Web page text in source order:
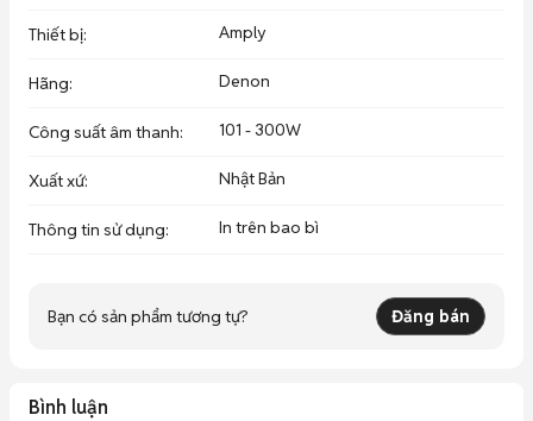
Thiết bị: Amply
Hãng: Denon
Công suất âm thanh: 101 - 300W
Xuất xứ: Nhật Bản
Thông tin sử dụng: In trên bao bì
Bạn có sản phẩm tương tự? Đăng bán
Bình luận